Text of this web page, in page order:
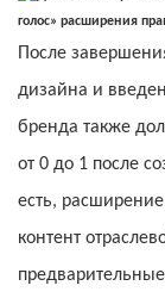
После
дизайна и
бренда также
от 0 до 1 после
есть,
контент